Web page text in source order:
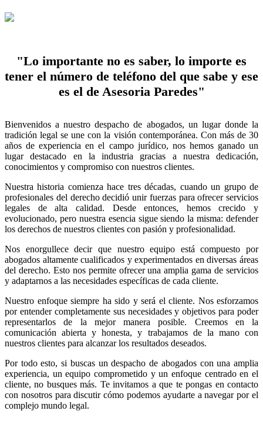
"Lo importante no es saber, lo importe es
tener el número de teléfono del que sabe y ese
es el de Asesoria Paredes"
Bienvenidos a nuestro despacho de abogados, un lugar donde la
tradición legal se une con la visión contemporánea. Con más de 30
años de experiencia en el campo jurídico, nos hemos ganado un
lugar destacado en la industria gracias a nuestra dedicación,
conocimientos y compromiso con nuestros clientes.
Nuestra historia comienza hace tres décadas, cuando un grupo de
profesionales del derecho decidió unir fuerzas para ofrecer servicios
legales de alta calidad. Desde entonces, hemos crecido y
evolucionado, pero nuestra esencia sigue siendo la misma: defender
los derechos de nuestros clientes con pasión y profesionalidad.
Nos enorgullece decir que nuestro equipo está compuesto por
abogados altamente cualificados y experimentados en diversas áreas
del derecho. Esto nos permite ofrecer una amplia gama de servicios
y adaptarnos a las necesidades específicas de cada cliente.
Nuestro enfoque siempre ha sido y será el cliente. Nos esforzamos
por entender completamente sus necesidades y objetivos para poder
representarlos de la mejor manera posible. Creemos en la
comunicación abierta y honesta, y trabajamos de la mano con
nuestros clientes para alcanzar los resultados deseados.
Por todo esto, si buscas un despacho de abogados con una amplia
experiencia, un equipo comprometido y un enfoque centrado en el
cliente, no busques más. Te invitamos a que te pongas en contacto
con nosotros para discutir cómo podemos ayudarte a navegar por el
complejo mundo legal.